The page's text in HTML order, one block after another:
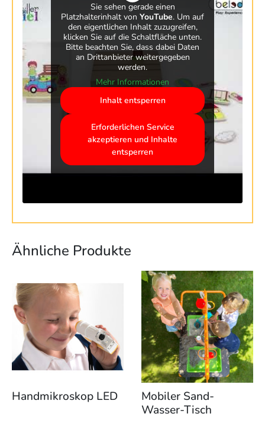
Sie sehen gerade einen
Platzhalterinhalt von YouTube. Um auf
den eigentlichen Inhalt zuzugreifen,
klicken Sie auf die Schaltfläche unten.
Bitte beachten Sie, dass dabei Daten
an Drittanbieter weitergegeben
werden.
Mehr Informationen
Inhalt entsperren
Erforderlichen Service
akzeptieren und Inhalte
entsperren
Ähnliche Produkte
Handmikroskop LED
Mobiler Sand-
Wasser-Tisch